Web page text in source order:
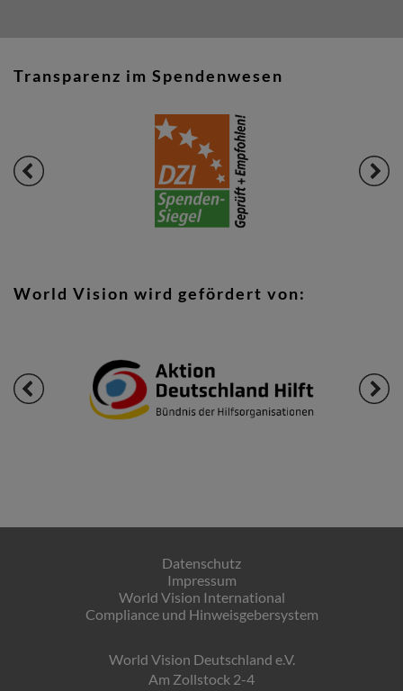
Transparenz im Spendenwesen
World Vision wird gefördert von:
Datenschutz
Impressum
World Vision International
Compliance und Hinweisgebersystem
World Vision Deutschland e.V.
Am Zollstock 2-4